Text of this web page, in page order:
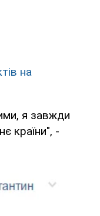
на
я завжди
країни", -